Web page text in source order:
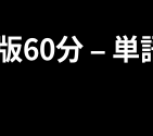
60分 – 単